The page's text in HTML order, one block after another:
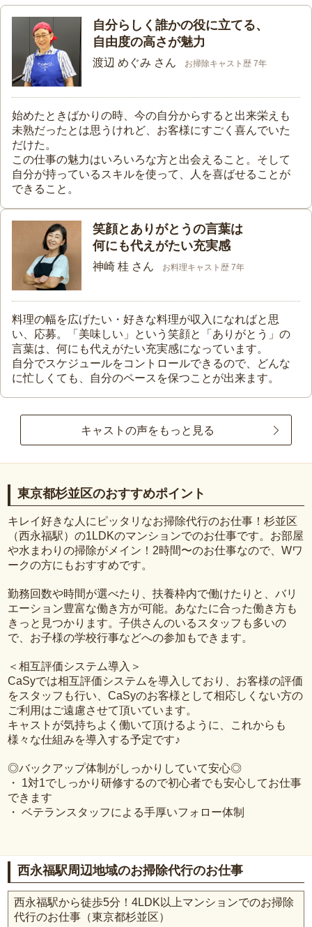
自分らしく誰かの役に立てる、
自由度の高さが魅力
渡辺 めぐみ さん お掃除キャスト歴 7年
始めたときばかりの時、今の自分からすると出来栄えも
未熟だったとは思うけれど、お客様にすごく喜んでいた
だけた。
この仕事の魅力はいろいろな方と出会えること。そして
自分が持っているスキルを使って、人を喜ばせることが
できること。
笑顔とありがとうの言葉は
何にも代えがたい充実感
神崎 桂 さん お料理キャスト歴 7年
料理の幅を広げたい・好きな料理が収入になればと思
い、応募。「美味しい」という笑顔と「ありがとう」の
言葉は、何にも代えがたい充実感になっています。
自分でスケジュールをコントロールできるので、どんな
に忙しくても、自分のペースを保つことが出来ます。
キャストの声をもっと見る
東京都杉並区のおすすめポイント
キレイ好きな人にピッタリなお掃除代行のお仕事！杉並区
（西永福駅）の1LDKのマンションでのお仕事です。お部屋
や水まわりの掃除がメイン！2時間〜のお仕事なので、Wワ
ークの方にもおすすめです。
勤務回数や時間が選べたり、扶養枠内で働けたりと、バリ
エーション豊富な働き方が可能。あなたに合った働き方も
きっと見つかります。子供さんのいるスタッフも多いの
で、お子様の学校行事などへの参加もできます。
＜相互評価システム導入＞
CaSyでは相互評価システムを導入しており、お客様の評価
をスタッフも行い、CaSyのお客様として相応しくない方の
ご利用はご遠慮させて頂いています。
キャストが気持ちよく働いて頂けるように、これからも
様々な仕組みを導入する予定です♪
◎バックアップ体制がしっかりしていて安心◎
・ 1対1でしっかり研修するので初心者でも安心してお仕事
できます
・ ベテランスタッフによる手厚いフォロー体制
西永福駅周辺地域のお掃除代行のお仕事
西永福駅から徒歩5分！4LDK以上マンションでのお掃除
代行のお仕事（東京都杉並区）